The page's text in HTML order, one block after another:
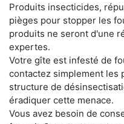
Produits insecticides,
pièges pour stopper les
produits ne seront d'une
expertes.
Votre gîte est infesté de
contactez simplement les
structure de
éradiquer cette menace.
Vous avez besoin de